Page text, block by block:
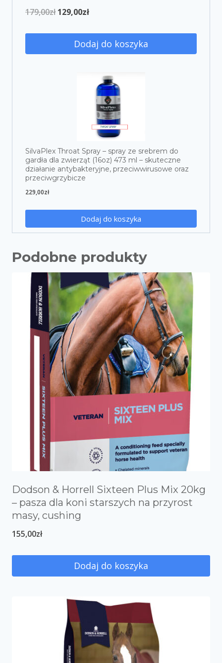
179,00zł 129,00zł
Dodaj do koszyka
SilvaPlex Throat Spray – spray ze srebrem do
gardła dla zwierząt (16oz) 473 ml – skuteczne
działanie antybakteryjne, przeciwwirusowe oraz
przeciwgrzybicze
229,00zł
Dodaj do koszyka
Podobne produkty
Dodson & Horrell Sixteen Plus Mix 20kg
– pasza dla koni starszych na przyrost
masy, cushing
155,00zł
Dodaj do koszyka